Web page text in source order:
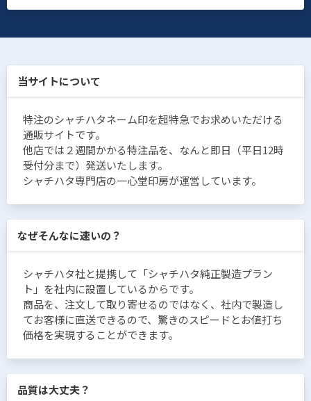
当サイトについて
特注のシャチハタネーム印を超特急でお求めいただける
通販サイトです。
他店では２週間かかる特注品を、なんと即日（平日12時
受付分まで）発送いたします。
シャチハタ専門店の一心堂印房が運営しています。
なぜそんなに速いの？
シャチハタ社と提携して「シャチハタ純正製造プラン
ト」を社内に設置しているからです。
商品を、注文して取り寄せるのではなく、社内で製造し
てお客様に直送できるので、驚きのスピードとお値打ち
価格を実現することができます。
品質は大丈夫？